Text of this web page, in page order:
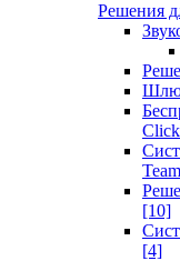
Решения
[10]
[4]